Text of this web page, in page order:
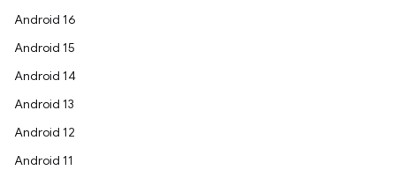
Android 16
Android 15
Android 14
Android 13
Android 12
Android 11